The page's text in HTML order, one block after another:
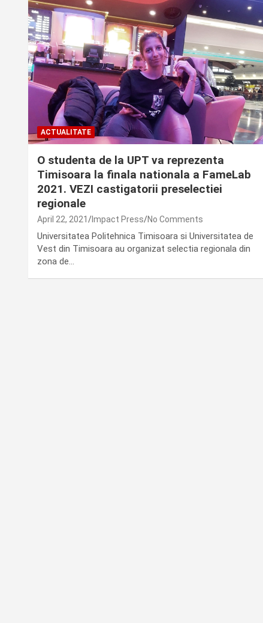
ACTUALITATE
O studenta de la UPT va reprezenta
Timisoara la finala nationala a FameLab
2021. VEZI castigatorii preselectiei
regionale
April 22, 2021 Impact Press No Comments
Universitatea Politehnica Timisoara si Universitatea de
Vest din Timisoara au organizat selectia regionala din
zona de…